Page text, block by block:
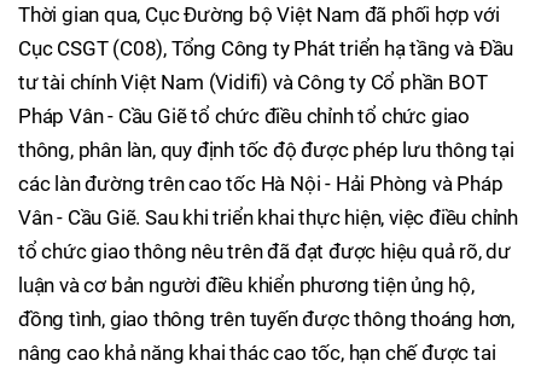
Thời gian qua, Cục Đường bộ Việt Nam đã phối hợp với
Cục CSGT (C08), Tổng Công ty Phát triển hạ tầng và Đầu
tư tài chính Việt Nam (Vidifi) và Công ty Cổ phần BOT
Pháp Vân - Cầu Giẽ tổ chức điều chỉnh tổ chức giao
thông, phân làn, quy định tốc độ được phép lưu thông tại
các làn đường trên cao tốc Hà Nội - Hải Phòng và Pháp
Vân - Cầu Giẽ. Sau khi triển khai thực hiện, việc điều chỉnh
tổ chức giao thông nêu trên đã đạt được hiệu quả rõ, dư
luận và cơ bản người điều khiển phương tiện ủng hộ,
đồng tình, giao thông trên tuyến được thông thoáng hơn,
nâng cao khả năng khai thác cao tốc, hạn chế được tai